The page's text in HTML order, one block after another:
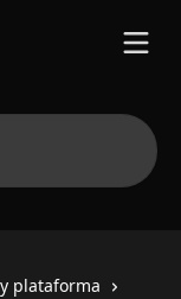
plataforma